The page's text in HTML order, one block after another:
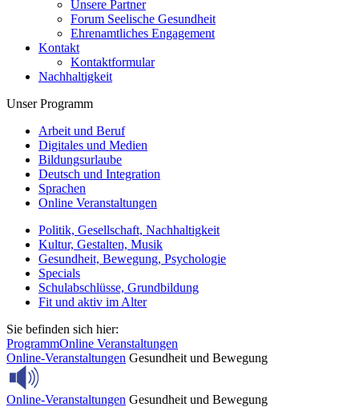
Unsere Partner
Forum Seelische Gesundheit
Ehrenamtliches Engagement
Kontakt
Kontaktformular
Nachhaltigkeit
Unser Programm
Arbeit und Beruf
Digitales und Medien
Bildungsurlaube
Deutsch und Integration
Sprachen
Online Veranstaltungen
Politik, Gesellschaft, Nachhaltigkeit
Kultur, Gestalten, Musik
Gesundheit, Bewegung, Psychologie
Specials
Schulabschlüsse, Grundbildung
Fit und aktiv im Alter
Sie befinden sich hier:
ProgrammOnline Veranstaltungen
Online-Veranstaltungen Gesundheit und Bewegung
Online-Veranstaltungen Gesundheit und Bewegung